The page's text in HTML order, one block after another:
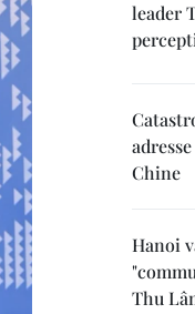
leader
Chine
Hanoi
Thu